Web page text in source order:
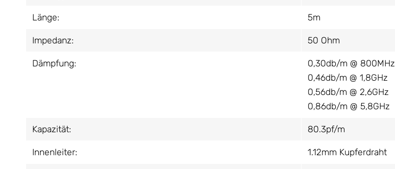
Länge: 5m
Impedanz: 50 Ohm
Dämpfung:
0,30db/m @ 800MHz
0,46db/m @ 1,8GHz
0,56db/m @ 2,6GHz
0,86db/m @ 5,8GHz
Kapazität: 80.3pf/m
Innenleiter: 1.12mm Kupferdraht